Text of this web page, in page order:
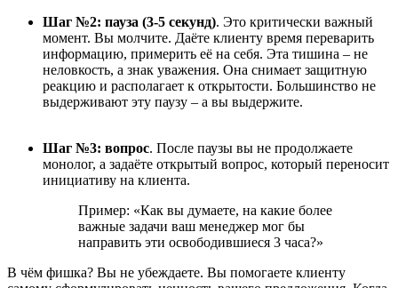
Шаг №2: пауза (3-5 секунд). Это критически важный
момент. Вы молчите. Даёте клиенту время переварить
информацию, примерить её на себя. Эта тишина – не
неловкость, а знак уважения. Она снимает защитную
реакцию и располагает к открытости. Большинство не
выдерживают эту паузу – а вы выдержите.
Шаг №3: вопрос. После паузы вы не продолжаете
монолог, а задаёте открытый вопрос, который переносит
инициативу на клиента.
Пример: «Как вы думаете, на какие более
важные задачи ваш менеджер мог бы
направить эти освободившиеся 3 часа?»
В чём фишка? Вы не убеждаете. Вы помогаете клиенту